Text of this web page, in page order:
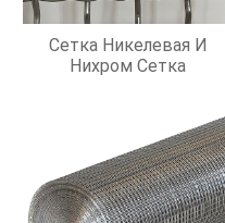
Сетка Никелевая И
Нихром Сетка